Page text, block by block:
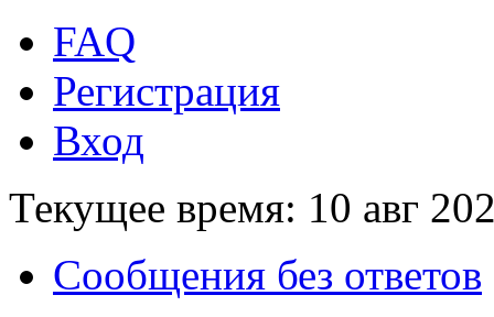
FAQ
Регистрация
Вход
Текущее время: 10 авг
Сообщения без ответов